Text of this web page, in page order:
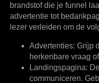
brandstof die je funnel
advertentie tot
lezer verleiden om de
Advertenties: Grijp
herkenbare vraag
Landingspagina:
communiceren.